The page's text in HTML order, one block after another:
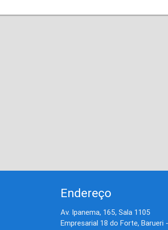
Endereço
Av. Ipanema, 165, Sala 1105
Empresarial 18 do Forte, Barueri